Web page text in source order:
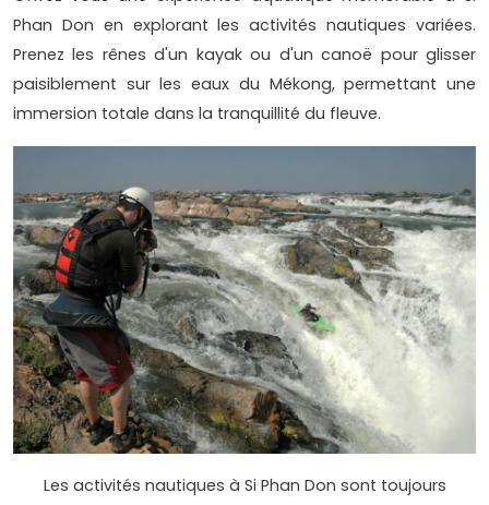
Phan Don en explorant les activités nautiques variées.
Prenez les rênes d'un kayak ou d'un canoë pour glisser
paisiblement sur les eaux du Mékong, permettant une
immersion totale dans la tranquillité du fleuve.
Les activités nautiques à Si Phan Don sont toujours